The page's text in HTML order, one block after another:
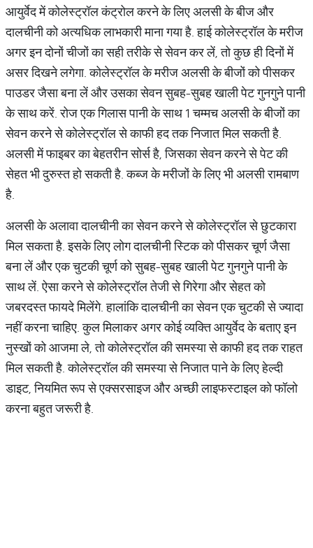
आयुर्वेद में कोलेस्ट्रॉल कंट्रोल करने के लिए अलसी के बीज और
दालचीनी को अत्यधिक लाभकारी माना गया है. हाई कोलेस्ट्रॉल के मरीज
अगर इन दोनों चीजों का सही तरीके से सेवन कर लें, तो कुछ ही दिनों में
असर दिखने लगेगा. कोलेस्ट्रॉल के मरीज अलसी के बीजों को पीसकर
पाउडर जैसा बना लें और उसका सेवन सुबह-सुबह खाली पेट गुनगुने पानी
के साथ करें. रोज एक गिलास पानी के साथ 1 चम्मच अलसी के बीजों का
सेवन करने से कोलेस्ट्रॉल से काफी हद तक निजात मिल सकती है.
अलसी में फाइबर का बेहतरीन सोर्स है, जिसका सेवन करने से पेट की
सेहत भी दुरुस्त हो सकती है. कब्ज के मरीजों के लिए भी अलसी रामबाण
है.
अलसी के अलावा दालचीनी का सेवन करने से कोलेस्ट्रॉल से छुटकारा
मिल सकता है. इसके लिए लोग दालचीनी स्टिक को पीसकर चूर्ण जैसा
बना लें और एक चुटकी चूर्ण को सुबह-सुबह खाली पेट गुनगुने पानी के
साथ लें. ऐसा करने से कोलेस्ट्रॉल तेजी से गिरेगा और सेहत को
जबरदस्त फायदे मिलेंगे. हालांकि दालचीनी का सेवन एक चुटकी से ज्यादा
नहीं करना चाहिए. कुल मिलाकर अगर कोई व्यक्ति आयुर्वेद के बताए इन
नुस्खों को आजमा ले, तो कोलेस्ट्रॉल की समस्या से काफी हद तक राहत
मिल सकती है. कोलेस्ट्रॉल की समस्या से निजात पाने के लिए हेल्दी
डाइट, नियमित रूप से एक्सरसाइज और अच्छी लाइफस्टाइल को फॉलो
करना बहुत जरूरी है.